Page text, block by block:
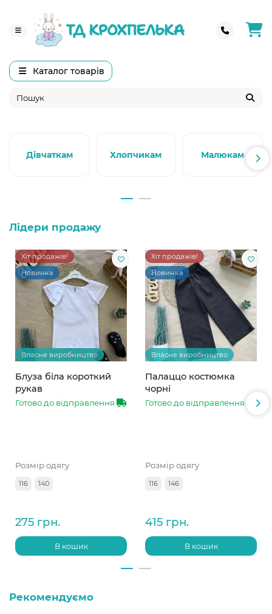
Каталог товарів
Дівчаткам Хлопчикам Малюкам
Лідери продажу
Хіт продажів!
Новинка
Власне виробництво
Блуза біла короткий
рукав
Готово до відправлення
Розмір одягу
116 140
275 грн.
В кошик
Хіт продажів!
Новинка
Власне виробництво
Палаццо костюмка
чорні
Готово до відправлення
Розмір одягу
116 146
415 грн.
В кошик
Рекомендуємо